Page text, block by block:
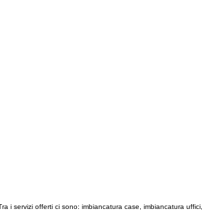
servizi offerti ci sono: imbiancatura case, imbiancatura